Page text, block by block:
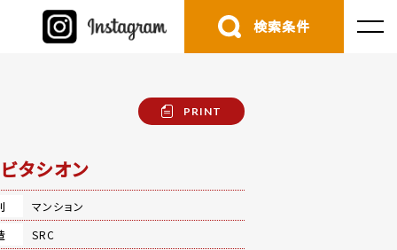
検索条件
PRINT
タシオン
マンション
SRC